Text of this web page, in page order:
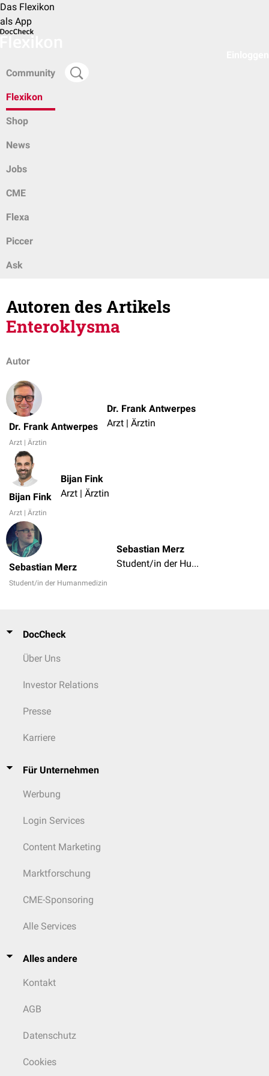
Das Flexikon
als App
Community
Flexikon
Shop
News
Jobs
CME
Flexa
Piccer
Ask
Autoren des Artikels
Enteroklysma
Autor
Dr. Frank Antwerpes
Arzt | Ärztin
Dr. Frank Antwerpes
Arzt | Ärztin
Bijan Fink
Arzt | Ärztin
Bijan Fink
Arzt | Ärztin
Sebastian Merz
Student/in der Humanmedizin
Sebastian Merz
Student/in der Humanmedizin
DocCheck
Über Uns
Investor Relations
Presse
Karriere
Für Unternehmen
Werbung
Login Services
Content Marketing
Marktforschung
CME-Sponsoring
Alle Services
Alles andere
Kontakt
AGB
Datenschutz
Cookies